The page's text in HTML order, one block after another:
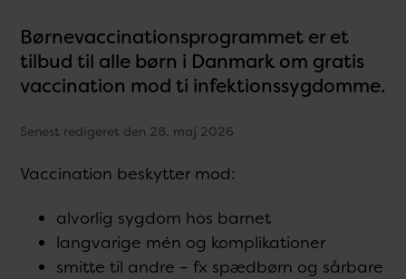
Børnevaccinationsprogrammet er et
tilbud til alle børn i Danmark om gratis
vaccination mod ti infektionssygdomme.
Senest redigeret den 28. maj 2026
Vaccination beskytter mod:
alvorlig sygdom hos barnet
langvarige mén og komplikationer
smitte til andre – fx spædbørn og sårbare